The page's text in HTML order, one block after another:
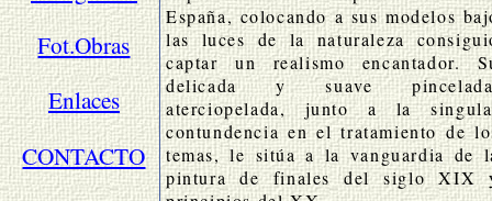
Fot.Obras
Enlaces
CONTACTO
-
-
España, colocando a sus modelos
las luces de la naturaleza
captar un realismo encantador.
delicada y suave
aterciopelada, junto a la
contundencia en el tratamiento de
temas, le sitúa a la vanguardia de
pintura de finales del siglo XIX